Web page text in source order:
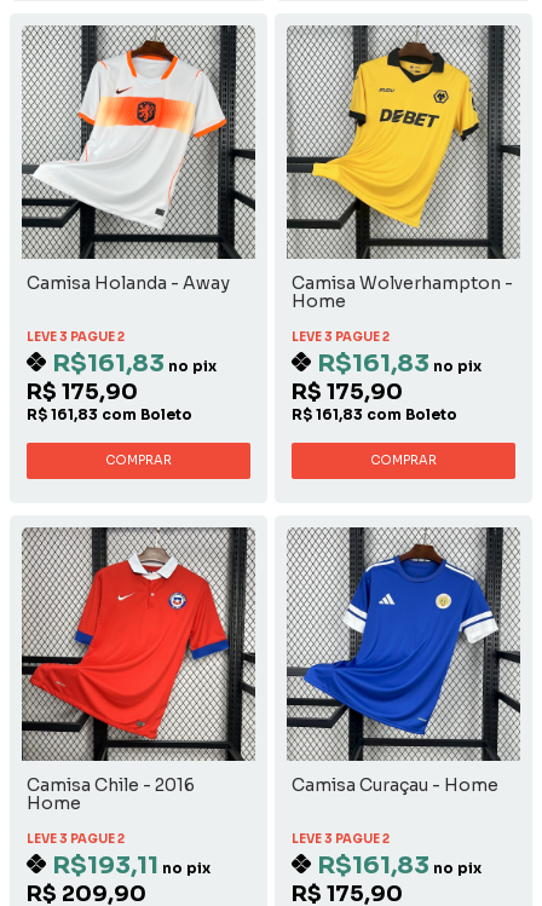
Camisa Holanda - Away
LEVE 3 PAGUE 2
R$161,83 no pix
R$ 175,90
R$ 161,83 com Boleto
COMPRAR
Camisa Wolverhampton -
Home
LEVE 3 PAGUE 2
R$161,83 no pix
R$ 175,90
R$ 161,83 com Boleto
COMPRAR
Camisa Chile - 2016
Home
LEVE 3 PAGUE 2
R$193,11 no pix
R$ 209,90
Camisa Curaçau - Home
LEVE 3 PAGUE 2
R$161,83 no pix
R$ 175,90